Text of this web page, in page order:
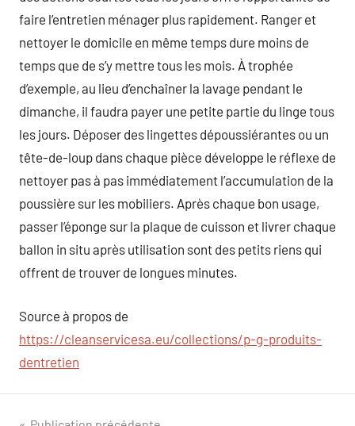
faire l’entretien ménager plus rapidement. Ranger et
nettoyer le domicile en même temps dure moins de
temps que de s’y mettre tous les mois. À trophée
d’exemple, au lieu d’enchaîner la lavage pendant le
dimanche, il faudra payer une petite partie du linge tous
les jours. Déposer des lingettes dépoussiérantes ou un
tête-de-loup dans chaque pièce développe le réflexe de
nettoyer pas à pas immédiatement l’accumulation de la
poussière sur les mobiliers. Après chaque bon usage,
passer l’éponge sur la plaque de cuisson et livrer chaque
ballon in situ après utilisation sont des petits riens qui
offrent de trouver de longues minutes.
Source à propos de
https://cleanservicesa.eu/collections/p-g-produits-
dentretien